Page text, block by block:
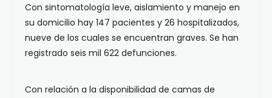
Con sintomatología leve, aislamiento y manejo en
su domicilio hay 147 pacientes y 26 hospitalizados,
nueve de los cuales se encuentran graves. Se han
registrado seis mil 622 defunciones.
Con relación a la disponibilidad de camas de